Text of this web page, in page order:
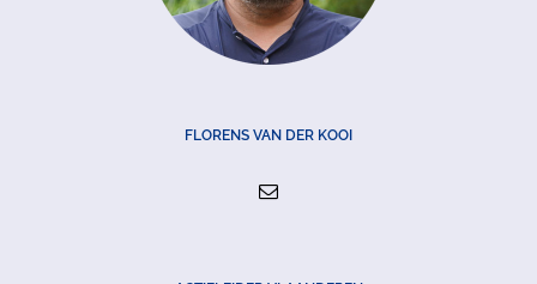
FLORENS VAN DER KOOI